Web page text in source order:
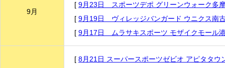
9月
[ 9月23日 スポーツデポ グリーンウォーク多
[ 9月19日 ヴィレッジバンガード ウニクス南
[ 9月17日 ムラサキスポーツ モザイクモール
[ 8月21日 スーパースポーツゼビオ アピタタウ